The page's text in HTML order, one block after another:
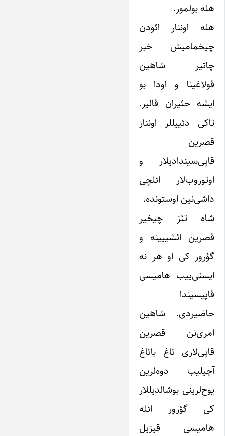
هله بولمور.
هله اوننار ائودن
چیخمامیش خبر
چاتیر شاهین
قولاغینا و اودا بو
ایشه حئیران قالیر.
تاکی دئییللر اوننار
قصرین
قاپی‌سیندادیلار و
اوتوروب‌لار ائلچی
داشی‌نین اوستونده.
شاه تئز چیخیر
قصرین ائشییینه و
گؤرور کی او هر نه
ایستی‌ییب هامیسی
قاپیسیندا
حاضیردی. شاهین
امری‌نن قصرین
قاپی‌لاری تاغ باتاغ
آچیلیب دوه‌لرین
یوح‌لرینی بوشالدیللار
کی گؤرور ائله
هامیسی قیزیل